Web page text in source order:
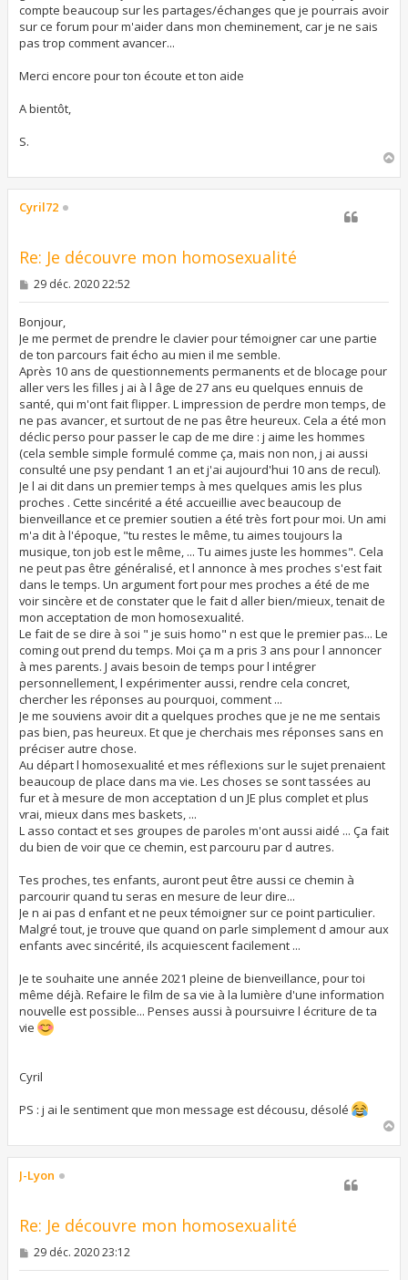
compte beaucoup sur les partages/échanges que je pourrais avoir
sur ce forum pour m'aider dans mon cheminement, car je ne sais
pas trop comment avancer...
Merci encore pour ton écoute et ton aide
A bientôt,
S.
u
Cyril72
Re: Je découvre mon homosexualité
M
s
a
g
e
29 déc. 2020 22:52
Bonjour,
Je me permet de prendre le clavier pour témoigner car une partie
de ton parcours fait écho au mien il me semble.
Après 10 ans de questionnements permanents et de blocage pour
aller vers les filles j ai à l âge de 27 ans eu quelques ennuis de
santé, qui m'ont fait flipper. L impression de perdre mon temps, de
ne pas avancer, et surtout de ne pas être heureux. Cela a été mon
déclic perso pour passer le cap de me dire : j aime les hommes
(cela semble simple formulé comme ça, mais non non, j ai aussi
consulté une psy pendant 1 an et j'ai aujourd'hui 10 ans de recul).
Je l ai dit dans un premier temps à mes quelques amis les plus
proches . Cette sincérité a été accueillie avec beaucoup de
bienveillance et ce premier soutien a été très fort pour moi. Un ami
m'a dit à l'époque, "tu restes le même, tu aimes toujours la
musique, ton job est le même, ... Tu aimes juste les hommes". Cela
ne peut pas être généralisé, et l annonce à mes proches s'est fait
dans le temps. Un argument fort pour mes proches a été de me
voir sincère et de constater que le fait d aller bien/mieux, tenait de
mon acceptation de mon homosexualité.
Le fait de se dire à soi " je suis homo" n est que le premier pas... Le
coming out prend du temps. Moi ça m a pris 3 ans pour l annoncer
à mes parents. J avais besoin de temps pour l intégrer
personnellement, l expérimenter aussi, rendre cela concret,
chercher les réponses au pourquoi, comment ...
Je me souviens avoir dit a quelques proches que je ne me sentais
pas bien, pas heureux. Et que je cherchais mes réponses sans en
préciser autre chose.
Au départ l homosexualité et mes réflexions sur le sujet prenaient
beaucoup de place dans ma vie. Les choses se sont tassées au
fur et à mesure de mon acceptation d un JE plus complet et plus
vrai, mieux dans mes baskets, ...
L asso contact et ses groupes de paroles m'ont aussi aidé ... Ça fait
du bien de voir que ce chemin, est parcouru par d autres.
Tes proches, tes enfants, auront peut être aussi ce chemin à
parcourir quand tu seras en mesure de leur dire...
Je n ai pas d enfant et ne peux témoigner sur ce point particulier.
Malgré tout, je trouve que quand on parle simplement d amour aux
enfants avec sincérité, ils acquiescent facilement ...
Je te souhaite une année 2021 pleine de bienveillance, pour toi
même déjà. Refaire le film de sa vie à la lumière d'une information
nouvelle est possible... Penses aussi à poursuivre l écriture de ta
vie
Cyril
PS : j ai le sentiment que mon message est décousu, désolé
u
J-Lyon
Re: Je découvre mon homosexualité
M
29 déc. 2020 23:12